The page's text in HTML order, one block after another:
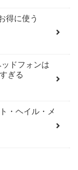
得に使う
ドフォンは
ぎる
・ヘイル・メ